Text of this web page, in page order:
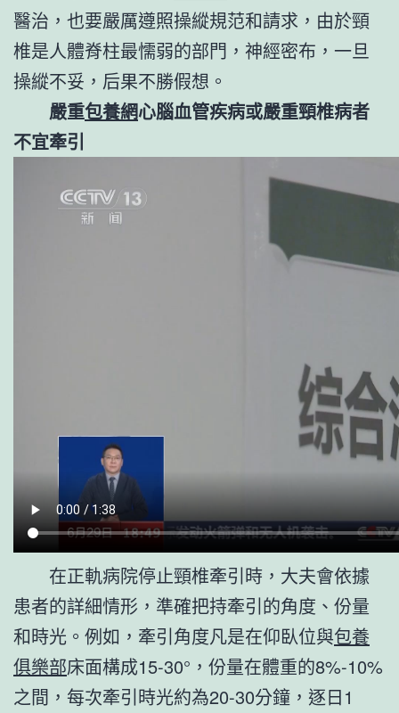
醫治，也要嚴厲遵照操縱規范和請求，由於頸
椎是人體脊柱最懦弱的部門，神經密布，一旦
操縱不妥，后果不勝假想。
嚴重包養網心腦血管疾病或嚴重頸椎病者
不宜牽引
在正軌病院停止頸椎牽引時，大夫會依據
患者的詳細情形，準確把持牽引的角度、份量
和時光。例如，牽引角度凡是在仰臥位與包養
俱樂部床面構成15-30°，份量在體重的8%-10%
之間，每次牽引時光約為20-30分鐘，逐日1